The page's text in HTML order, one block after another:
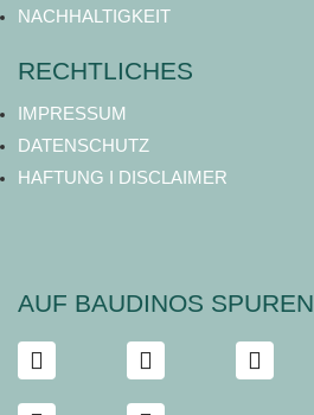
NACHHALTIGKEIT
RECHTLICHES
IMPRESSUM
DATENSCHUTZ
HAFTUNG I DISCLAIMER
AUF BAUDINOS SPUREN